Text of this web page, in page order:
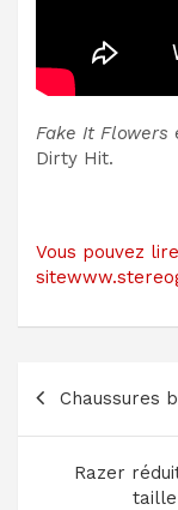
Fake It Flowers
Dirty Hit.
Vous pouvez
de
l’article
Chaussures
Razer
taille